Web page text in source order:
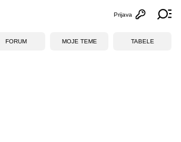
Otvori
Prijava
FORUM MOJE TEME TABELE